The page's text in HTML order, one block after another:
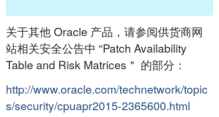
关于其他 Oracle 产品，请参阅供货商网
站相关安全公告中 “Patch Availability
Table and Risk Matrices＂ 的部分：
http://www.oracle.com/technetwork/topic
s/security/cpuapr2015-2365600.html